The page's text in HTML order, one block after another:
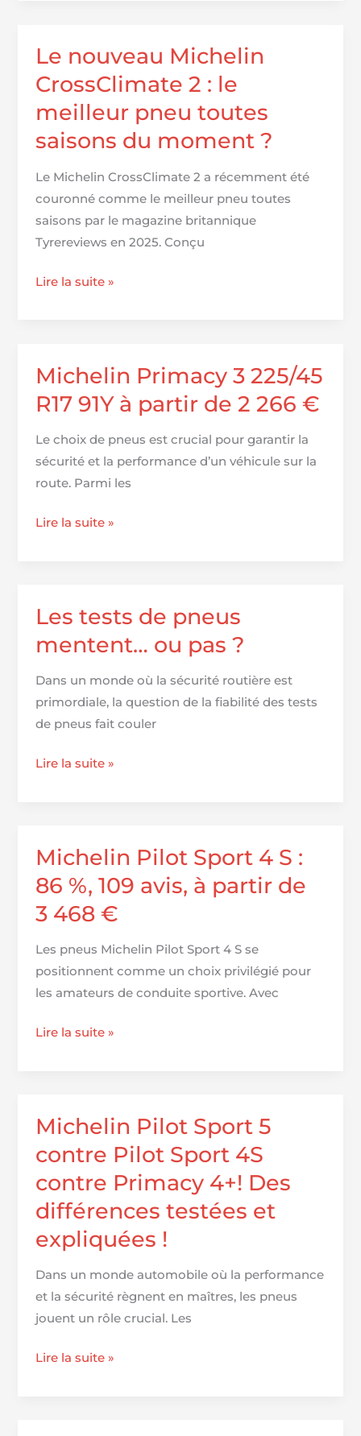
%,
avis,
à
partir
1 635
€
Le nouveau Michelin
CrossClimate 2 : le
meilleur pneu toutes
saisons du moment ?
Le Michelin CrossClimate 2 a récemment été
couronné comme le meilleur pneu toutes
saisons par le magazine britannique
Tyrereviews en 2025. Conçu
Le
2
le
meilleur
pneu
toutes
du
Lire la suite »
Michelin Primacy 3 225/45
R17 91Y à partir de 2 266 €
Le choix de pneus est crucial pour garantir la
sécurité et la performance d’un véhicule sur la
route. Parmi les
Michelin
R17
à
partir
de
2 266
Lire la suite »
Les tests de pneus
mentent… ou pas ?
Dans un monde où la sécurité routière est
primordiale, la question de la fiabilité des tests
de pneus fait couler
Les
mentent…
pas
?
Lire la suite »
Michelin Pilot Sport 4 S :
86 %, 109 avis, à partir de
3 468 €
Les pneus Michelin Pilot Sport 4 S se
positionnent comme un choix privilégié pour
les amateurs de conduite sportive. Avec
Michelin
S :
%,
109
avis,
partir
de
3 468
€
Lire la suite »
Michelin Pilot Sport 5
contre Pilot Sport 4S
contre Primacy 4+! Des
différences testées et
expliquées !
Dans un monde automobile où la performance
et la sécurité règnent en maîtres, les pneus
jouent un rôle crucial. Les
Michelin
Lire la suite »